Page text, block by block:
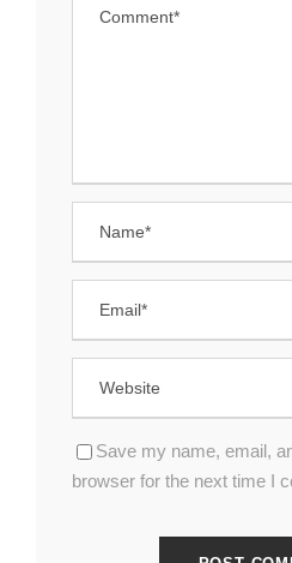
Save my name, email,
browser for the next time I